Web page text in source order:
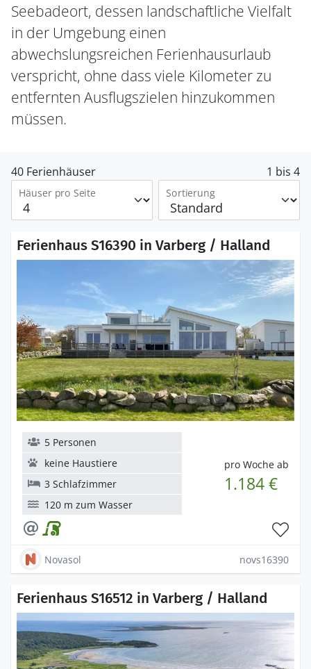
Seebadeort, dessen landschaftliche Vielfalt
in der Umgebung einen
abwechslungsreichen Ferienhausurlaub
verspricht, ohne dass viele Kilometer zu
entfernten Ausflugszielen hinzukommen
müssen.
40 Ferienhäuser 1 bis 4
Häuser pro Seite Sortierung
Ferienhaus S16390 in Varberg / Halland
pro Woche ab
1.184 €
5 Personen
keine Haustiere
3 Schlafzimmer
120 m zum Wasser
Novasol novs16390
Ferienhaus S16512 in Varberg / Halland